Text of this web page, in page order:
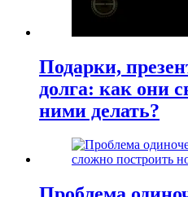
Подарки,
долга: как они
ними делать?